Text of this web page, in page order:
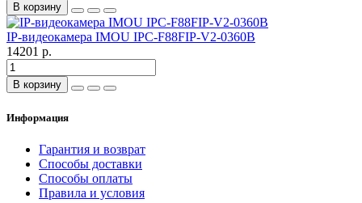
В корзину
IP-видеокамера IMOU IPC-F88FIP-V2-0360B
14201 р.
В корзину
Информация
Гарантия и возврат
Способы доставки
Способы оплаты
Правила и условия